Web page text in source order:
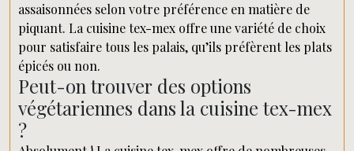
assaisonnées selon votre préférence en matière de
piquant. La cuisine tex-mex offre une variété de choix
pour satisfaire tous les palais, qu’ils préfèrent les plats
épicés ou non.
Peut-on trouver des options
végétariennes dans la cuisine tex-mex
?